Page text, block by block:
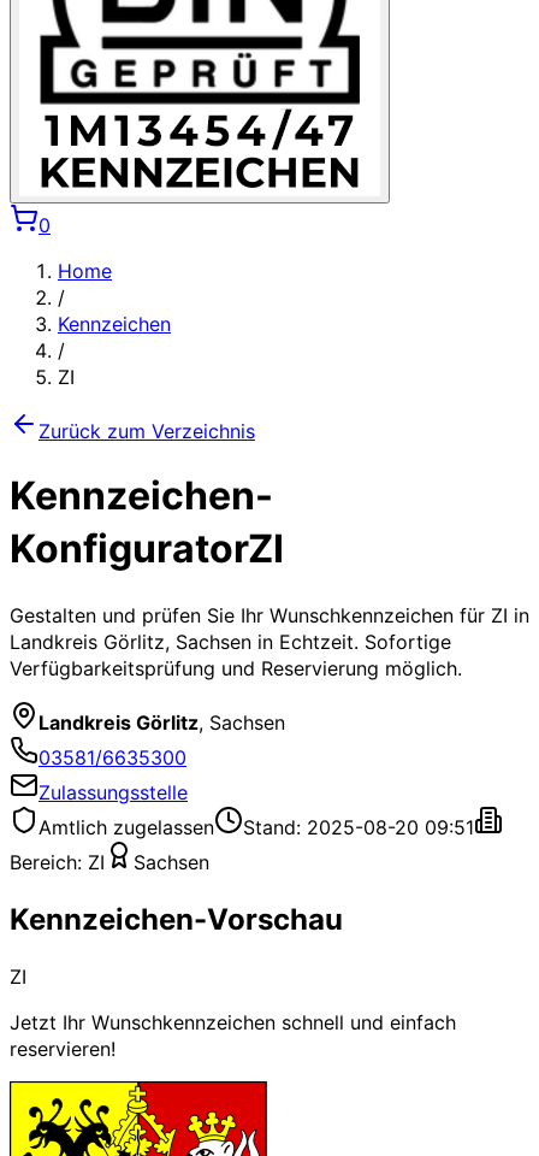
0
Home
/
Kennzeichen
/
ZI
Zurück zum Verzeichnis
Kennzeichen-
KonfiguratorZI
Gestalten und prüfen Sie Ihr Wunschkennzeichen für ZI in
Landkreis Görlitz, Sachsen in Echtzeit. Sofortige
Verfügbarkeitsprüfung und Reservierung möglich.
Landkreis Görlitz, Sachsen
03581/6635300
Zulassungsstelle
Amtlich zugelassen
Stand: 2025-08-20 09:51
Bereich: ZI Sachsen
Kennzeichen-Vorschau
ZI
Jetzt Ihr Wunschkennzeichen schnell und einfach
reservieren!